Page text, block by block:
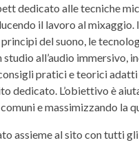
dedicato alle tecniche
il lavoro al mixaggio.
del suono, le
all’audio immersivo,
pratici e teorici
dedicato. L’obiettivo è
e massimizzando la
assieme al sito con tutti